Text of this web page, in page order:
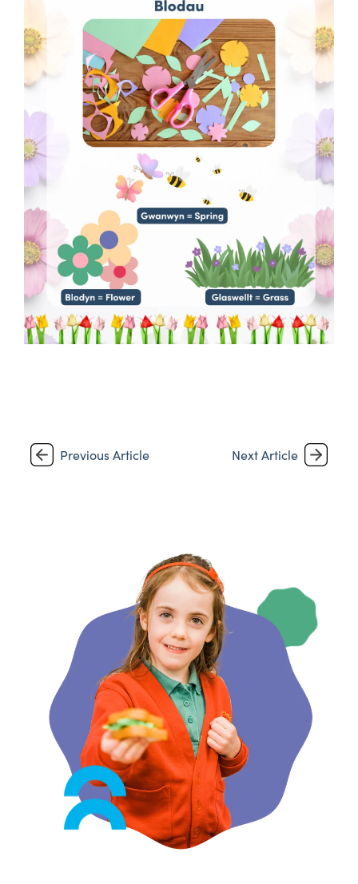
Previous Article Next Article